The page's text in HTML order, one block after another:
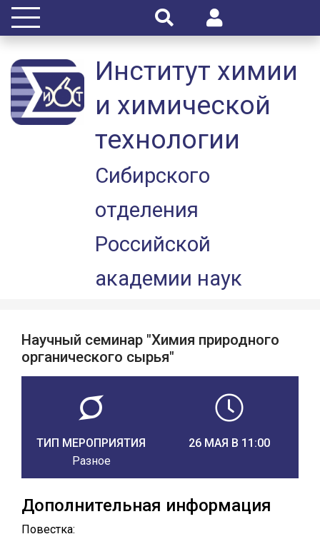
Институт химии
и химической
технологии
Сибирского
отделения
Российской
академии наук
Научный семинар "Химия природного
органического сырья"
ТИП МЕРОПРИЯТИЯ
Разное
26 МАЯ В 11:00
Дополнительная информация
Повестка: